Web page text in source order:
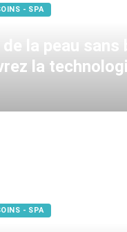
- SPA
de la peau sans
la
- SPA